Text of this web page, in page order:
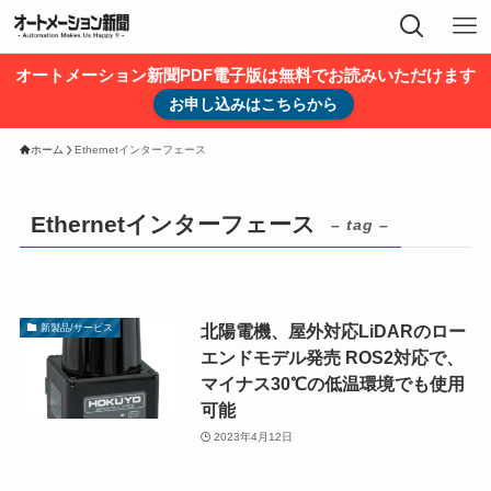
オートメーション新聞PDF電子版は無料でお読みいただけます
お申し込みはこちらから
ホーム Ethernetインターフェース
Ethernetインターフェース – tag –
新製品/サービス
北陽電機、屋外対応LiDARのロー
エンドモデル発売 ROS2対応で、
マイナス30℃の低温環境でも使用
可能
2023年4月12日